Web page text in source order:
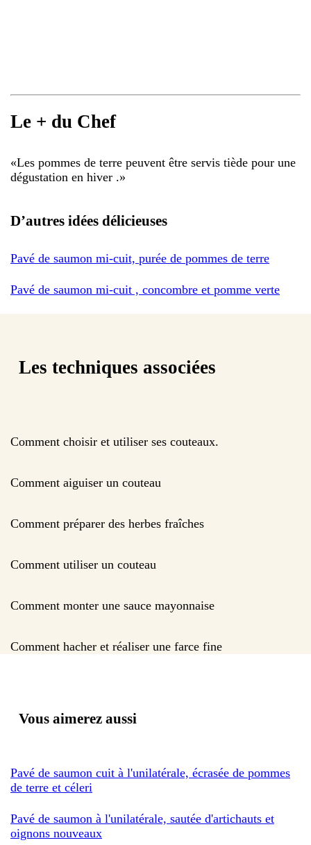
Le + du Chef
«Les pommes de terre peuvent être servis tiède pour une
dégustation en hiver .»
D’autres idées délicieuses
Pavé de saumon mi-cuit, purée de pommes de terre
Pavé de saumon mi-cuit , concombre et pomme verte
Les techniques associées
Comment choisir et utiliser ses couteaux.
Comment aiguiser un couteau
Comment préparer des herbes fraîches
Comment utiliser un couteau
Comment monter une sauce mayonnaise
Comment hacher et réaliser une farce fine
Vous aimerez aussi
Pavé de saumon cuit à l'unilatérale, écrasée de pommes
de terre et céleri
Pavé de saumon à l'unilatérale, sautée d'artichauts et
oignons nouveaux